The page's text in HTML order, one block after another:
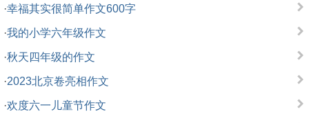
·幸福其实很简单作文600字
·我的小学六年级作文
·秋天四年级的作文
·2023北京卷亮相作文
·欢度六一儿童节作文